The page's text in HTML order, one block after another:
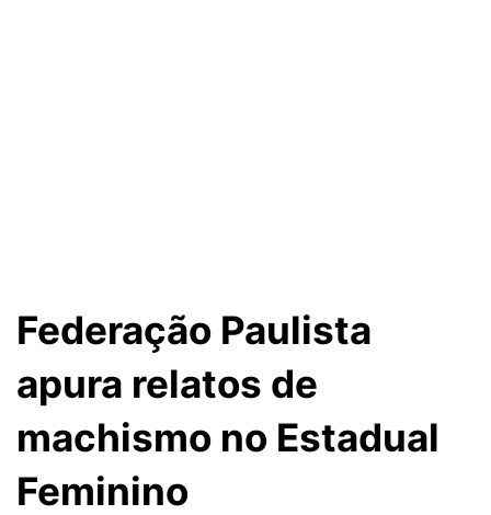
Federação Paulista
apura relatos de
machismo no Estadual
Feminino